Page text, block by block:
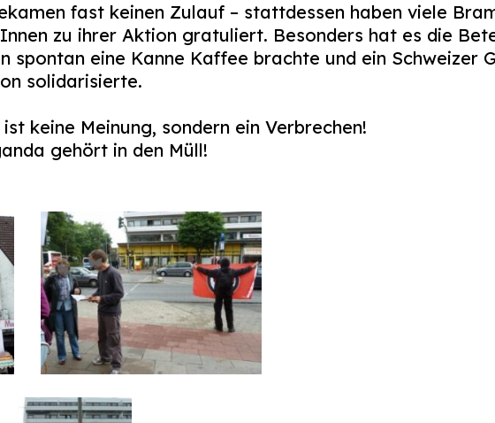
fast keinen Zulauf – stattdessen haben viele
zu ihrer Aktion gratuliert. Besonders hat es die
spontan eine Kanne Kaffee brachte und ein Schweizer
solidarisierte.
ist keine Meinung, sondern ein Verbrechen!
gehört in den Müll!